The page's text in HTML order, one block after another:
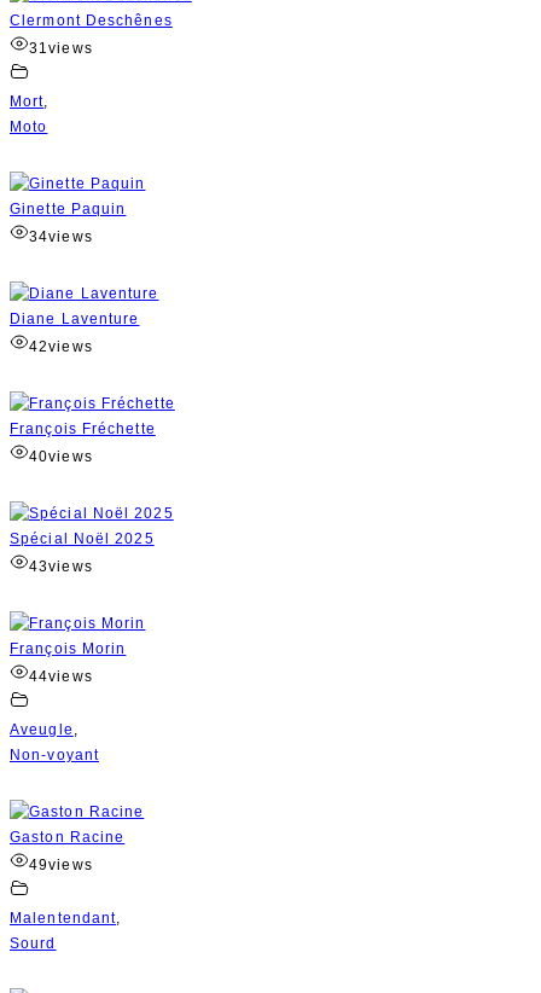
Clermont Deschênes
31views
Mort,
Moto
Ginette Paquin
34views
Diane Laventure
42views
François Fréchette
40views
Spécial Noël 2025
43views
François Morin
44views
Aveugle ,
Non-voyant
Gaston Racine
49views
Malentendant,
Sourd